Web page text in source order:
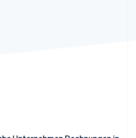
Sessions 2026